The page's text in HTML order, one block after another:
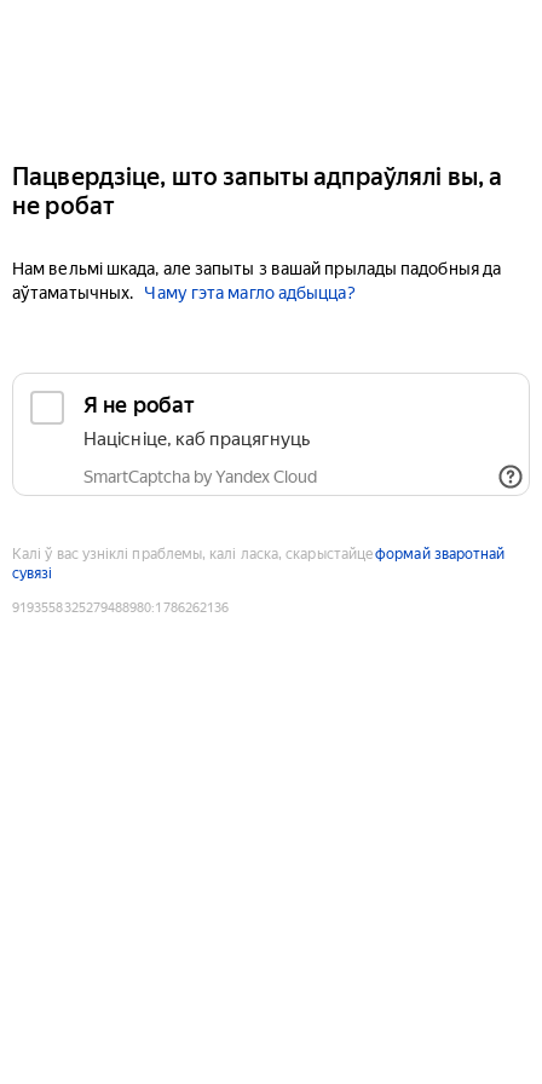
Пацвердзіце, што запыты адпраўлялі вы, а
не робат
Нам вельмі шкада, але запыты з вашай прылады падобныя да
аўтаматычных.
Чаму гэта магло адбыцца?
Я не робат
Націсніце, каб працягнуць
SmartCaptcha by Yandex Cloud
Калі ў вас узніклі праблемы, калі ласка, скарыстайцеформай зваротнай
сувязі
9193558325279488980:1786262136